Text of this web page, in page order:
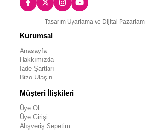
Tasarım Uyarlama ve Dijital
Kurumsal
Anasayfa
Hakkımızda
İade Şartları
Bize Ulaşın
Müşteri İlişkileri
Üye Ol
Üye Girişi
Alışveriş Sepetim